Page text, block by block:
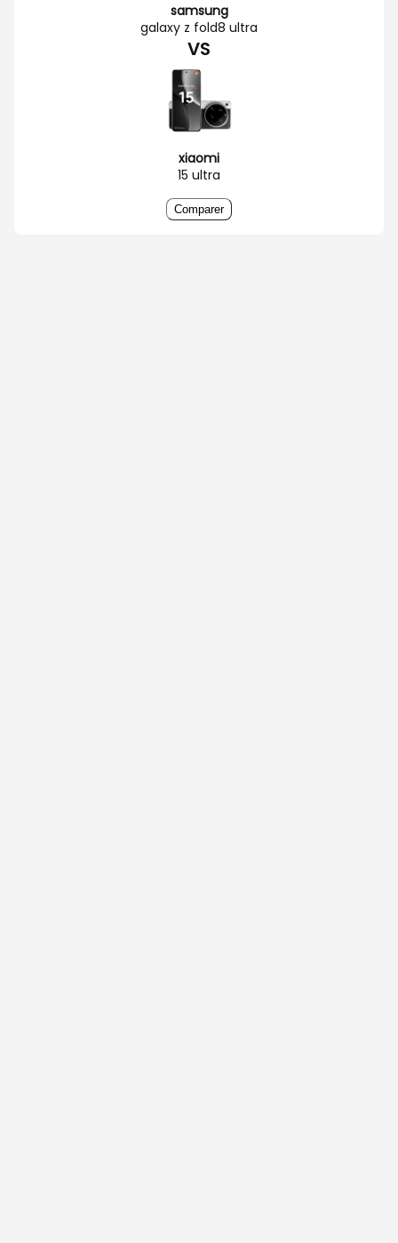
samsung
galaxy z fold8 ultra
VS
xiaomi
15 ultra
Comparer